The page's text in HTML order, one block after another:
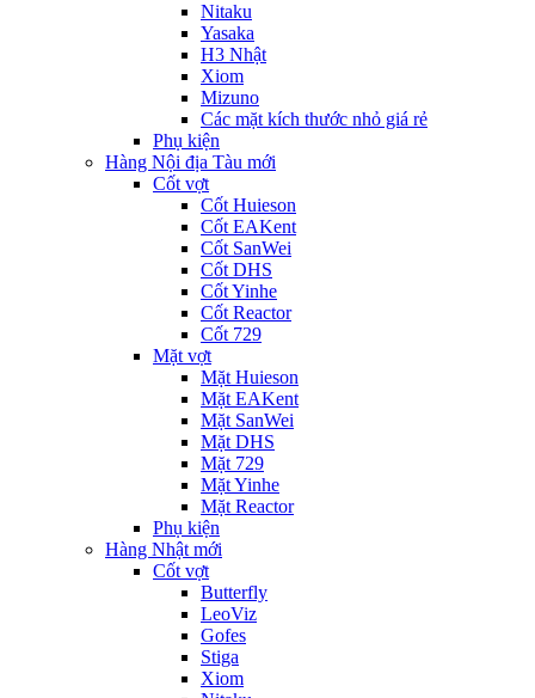
Nitaku
Yasaka
H3 Nhật
Xiom
Mizuno
Các mặt kích thước nhỏ giá rẻ
Phụ kiện
Hàng Nội địa Tàu mới
Cốt vợt
Cốt Huieson
Cốt EAKent
Cốt SanWei
Cốt DHS
Cốt Yinhe
Cốt Reactor
Cốt 729
Mặt vợt
Mặt Huieson
Mặt EAKent
Mặt SanWei
Mặt DHS
Mặt 729
Mặt Yinhe
Mặt Reactor
Phụ kiện
Hàng Nhật mới
Cốt vợt
Butterfly
LeoViz
Gofes
Stiga
Xiom